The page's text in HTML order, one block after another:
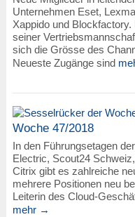
Unternehmen Eset,
Xappido und
seiner
sich die Grösse des
Neueste Zugänge sind
Woche 47/2018
In den Führungsetagen
Electric, Scout24
Citrix gibt es zahlreiche
mehrere Positionen neu
Leiterin des Cloud-
mehr →